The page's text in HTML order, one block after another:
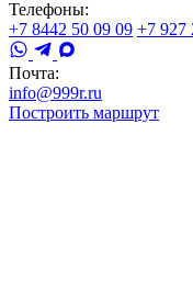
Телефоны:
+7 8442 50 09 09 +7 927
Почта:
info@999r.ru
Построить маршрут